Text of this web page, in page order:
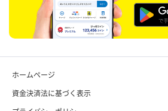
ホームページ
資金決済法に基づく表示